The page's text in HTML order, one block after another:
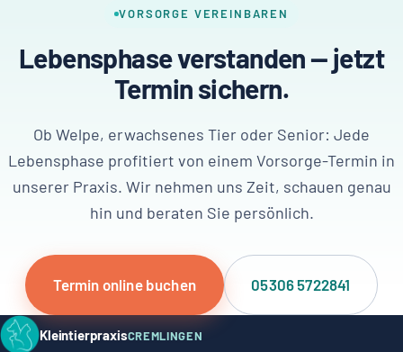
VORSORGE VEREINBAREN
Lebensphase verstanden — jetzt
Termin sichern.
Ob Welpe, erwachsenes Tier oder Senior: Jede
Lebensphase profitiert von einem Vorsorge-Termin in
unserer Praxis. Wir nehmen uns Zeit, schauen genau
hin und beraten Sie persönlich.
Termin online buchen 05306 5722841
KleintierpraxisCREMLINGEN